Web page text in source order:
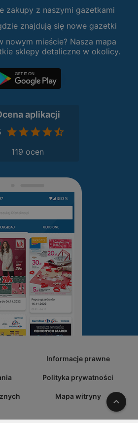
zakupy z naszymi gazetkami
znajdują się nowe gazetki
nowym mieście? Nasza mapa
sklepy detaliczne w okolicy.
aplikacji
119 ocen
Informacje prawne
Polityka prywatności
Mapa witryny W